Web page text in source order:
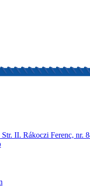
II. Rákoczi Ferenc, nr.